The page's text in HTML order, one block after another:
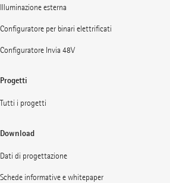
Illuminazione esterna
Configuratore per binari elettrificati
Configuratore Invia 48V
Progetti
Tutti i progetti
Download
Dati di progettazione
Schede informative e whitepaper